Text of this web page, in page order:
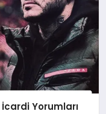
Yorumları